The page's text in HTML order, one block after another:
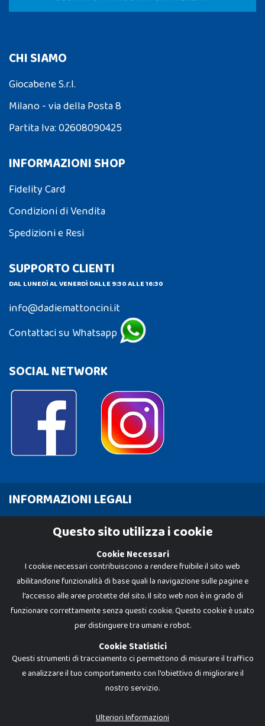
CHI SIAMO
Giocabene S.r.l.
Milano - via della Posta 8
Partita Iva: 02608090425
INFORMAZIONI SHOP
Fidelity Card
Condizioni di Vendita
Spedizioni e Resi
SUPPORTO CLIENTI
DAL LUNEDÌ AL VENERDÌ DALLE 9:30 ALLE 16:30
info@dadiemattoncini.it
Contattaci su Whatsapp
SOCIAL NETWORK
INFORMAZIONI LEGALI
Cookie Policy
Dadi e Mattoncini è un brand di Giocabene Srl. Ogni riproduzione o utilizzo non
I prezzi e le promozioni pubblicate potrebbero differire da quanto esposto in
Questo sito utilizza i cookie
Cookie Necessari
I cookie necessari contribuiscono a rendere fruibile il sito web
abilitandone funzionalità di base quali la navigazione sulle pagine e
l'accesso alle aree protette del sito. Il sito web non è in grado di
funzionare correttamente senza questi cookie. Questo cookie è usato
per distinguere tra umani e robot.
Cookie Statistici
Questi strumenti di tracciamento ci permettono di misurare il traffico
e analizzare il tuo comportamento con l'obiettivo di migliorare il
nostro servizio.
Ulteriori Informazioni